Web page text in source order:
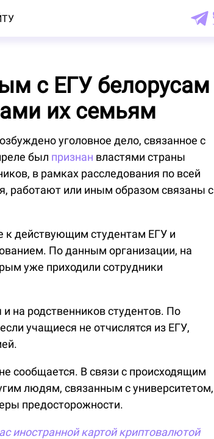
с ЕГУ белорусам
их семьям
уголовное дело, связанное с
был признан властями страны
в рамках расследования по всей
работают или иным образом связаны с
к действующим студентам ЕГУ и
По данным организации, на
уже приходили сотрудники
на родственников студентов. По
учащиеся не отчислятся из ЕГУ,
сообщается. В связи с происходящим
людям, связанным с университетом,
предосторожности.
иностранной картой криптовалютой